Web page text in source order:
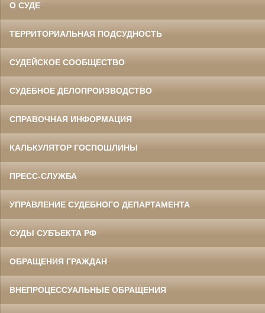
О СУДЕ
ТЕРРИТОРИАЛЬНАЯ ПОДСУДНОСТЬ
СУДЕЙСКОЕ СООБЩЕСТВО
СУДЕБНОЕ ДЕЛОПРОИЗВОДСТВО
СПРАВОЧНАЯ ИНФОРМАЦИЯ
КАЛЬКУЛЯТОР ГОСПОШЛИНЫ
ПРЕСС-СЛУЖБА
УПРАВЛЕНИЕ СУДЕБНОГО ДЕПАРТАМЕНТА
СУДЫ СУБЪЕКТА РФ
ОБРАЩЕНИЯ ГРАЖДАН
ВНЕПРОЦЕССУАЛЬНЫЕ ОБРАЩЕНИЯ